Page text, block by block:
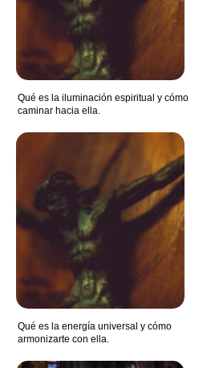
Qué es la iluminación espiritual y cómo
caminar hacia ella.
Qué es la energía universal y cómo
armonizarte con ella.